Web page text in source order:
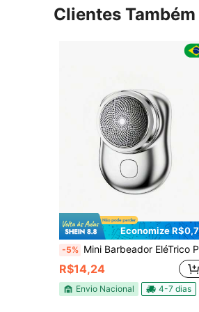
Clientes
Economize
-5% Mini Barbeador EléTrico PortáTil A Prova D'¡Gua TIPO-C Aparador De Barba De Bolso
R$14,24
Envio Nacional 4-7 dias